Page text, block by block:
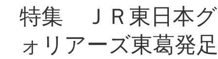
特集 ＪＲ東日本
ォリアーズ東葛発足